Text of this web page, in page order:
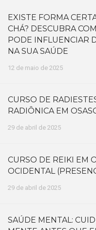
EXISTE FORMA
CHÁ? DESCUBRA
PODE INFLUENCIAR
NA SUA SAÚDE
12 de maio de 2025
CURSO DE
RADIÔNICA EM
29 de abril de 2025
CURSO DE REIKI EM
OCIDENTAL
29 de abril de 2025
SAÚDE MENTAL: